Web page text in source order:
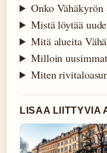
Onko Vähäkyrön
Mistä löytää
Mitä alueita
Milloin
Miten
LISAA LIITTYVIA